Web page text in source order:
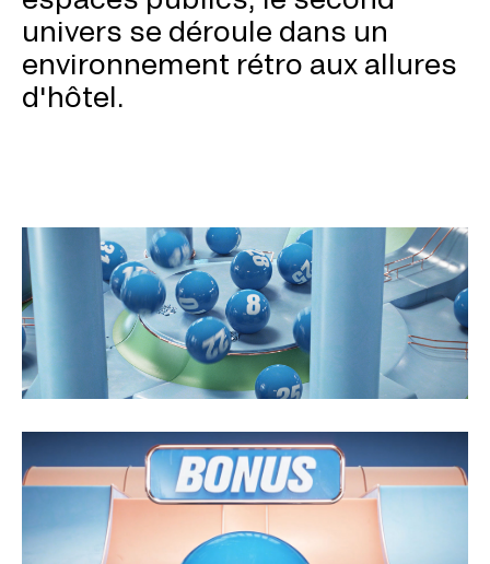
univers se déroule dans un
environnement rétro aux allures
d'hôtel.